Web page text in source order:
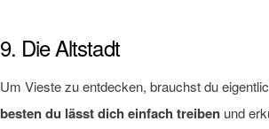
9. Die Altstadt
Um Vieste zu entdecken, brauchst du
besten du lässt dich einfach treiben und